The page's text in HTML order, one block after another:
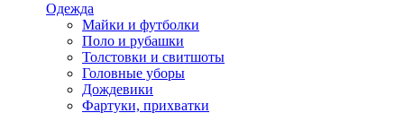
Одежда
Майки и футболки
Поло и рубашки
Толстовки и свитшоты
Головные уборы
Дождевики
Фартуки, прихватки